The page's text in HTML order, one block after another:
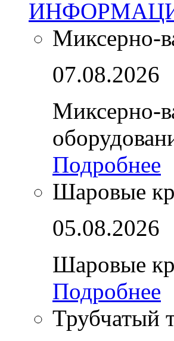
Миксерно-
07.08.2026
Миксерно-
Подробнее
Шаровые
05.08.2026
Шаровые
Подробнее
Трубчатый